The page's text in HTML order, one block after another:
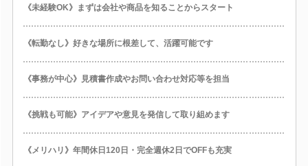
《未経験OK》まずは会社や商品を知ることからスタート
《転勤なし》好きな場所に根差して、活躍可能です
《事務が中心》見積書作成やお問い合わせ対応等を担当
《挑戦も可能》アイデアや意見を発信して取り組めます
《メリハリ》年間休日120日・完全週休2日でOFFも充実